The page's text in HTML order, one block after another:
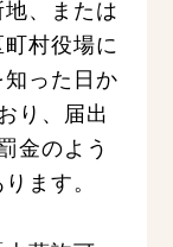
、または
村役場に
った日か
り、届出
金のよう
ます。